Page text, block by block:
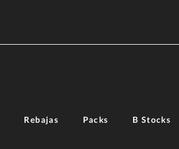
Rebajas Packs B Stocks